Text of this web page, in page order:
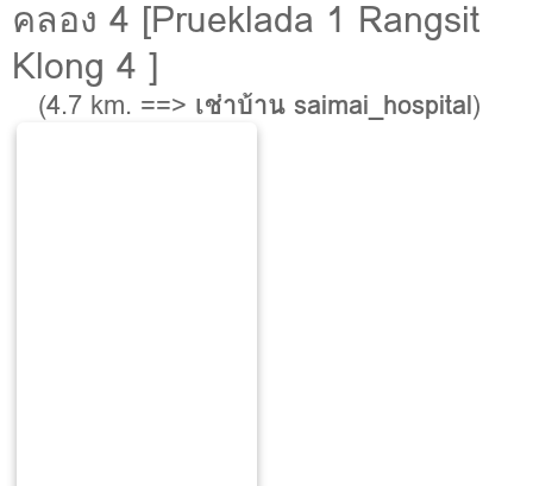
คลอง 4 [Prueklada 1 Rangsit
Klong 4 ]
(4.7 km. ==> เช่าบ้าน saimai_hospital)